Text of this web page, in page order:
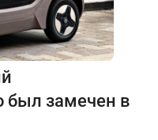
был замечен в